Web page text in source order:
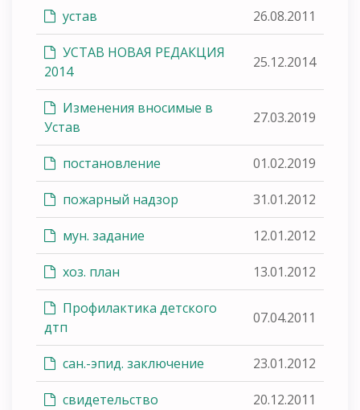
устав 26.08.2011
УСТАВ НОВАЯ РЕДАКЦИЯ
2014
25.12.2014
Изменения вносимые в
Устав
27.03.2019
постановление 01.02.2019
пожарный надзор 31.01.2012
мун. задание 12.01.2012
хоз. план 13.01.2012
Профилактика детского
дтп
07.04.2011
сан.-эпид. заключение 23.01.2012
свидетельство 20.12.2011